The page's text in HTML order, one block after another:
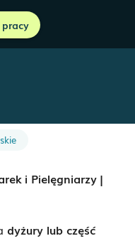
i Pielęgniarzy |
dyżury lub część